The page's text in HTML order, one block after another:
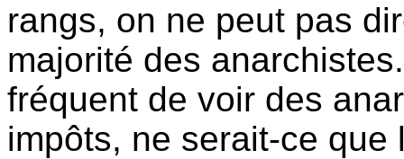
rangs, on ne peut pas
majorité des
fréquent de voir des
impôts, ne serait-ce